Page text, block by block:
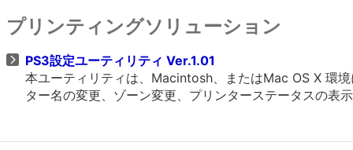
プリンティングソリューション
PS3設定ユーティリティ Ver.1.01
本ユーティリティは、Macintosh、またはMac OS X 環
ター名の変更、ゾーン変更、プリンターステータスの表